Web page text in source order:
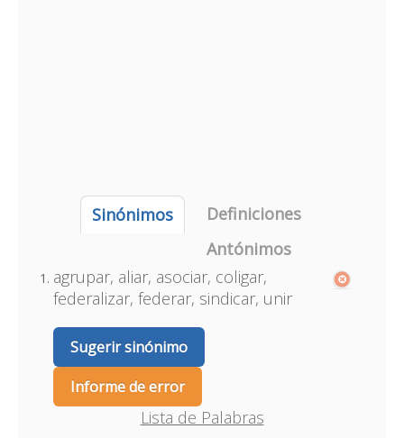
Sinónimos
Definiciones
Antónimos
agrupar, aliar, asociar, coligar,
federalizar, federar, sindicar, unir
Sugerir sinónimo
Informe de error
Lista de Palabras